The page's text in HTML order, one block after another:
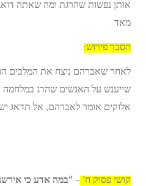
אותן נפשות שהרגת ומה שאתה
מאד
הסבר פירוש:
לאחר שאברהם ניצח את המלכים
שייענש על האנשים שהרג במלחמה
אלוקים אומר לאברהם, אל תדאג
קושי פסוק ח’ – “במה אדע כי